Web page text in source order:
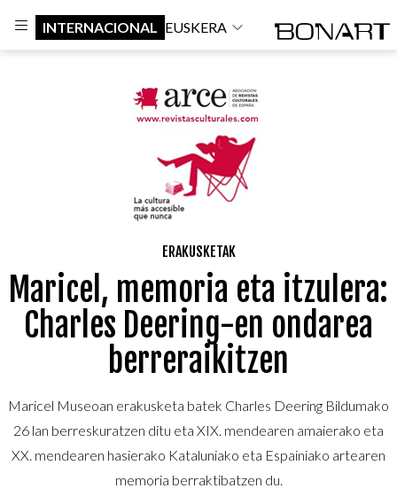
INTERNACIONAL EUSKERA
ERAKUSKETAK
Maricel, memoria eta itzulera:
Charles Deering-en ondarea
berreraikitzen
Maricel Museoan erakusketa batek Charles Deering Bildumako
26 lan berreskuratzen ditu eta XIX. mendearen amaierako eta
XX. mendearen hasierako Kataluniako eta Espainiako artearen
memoria berraktibatzen du.